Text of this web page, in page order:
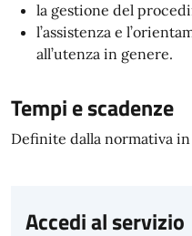
la gestione del
l’assistenza e
all’utenza in genere.
Tempi e scadenze
Definite dalla normativa
Accedi al servizio